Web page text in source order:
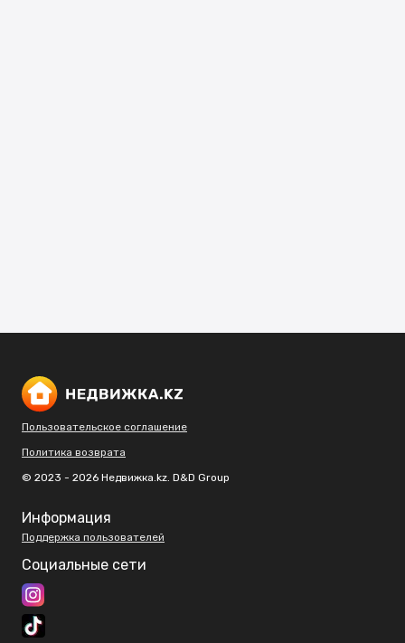
Пользовательское соглашение
Политика возврата
© 2023 - 2026 Недвижка.kz. D&D Group
Информация
Поддержка пользователей
Социальные сети